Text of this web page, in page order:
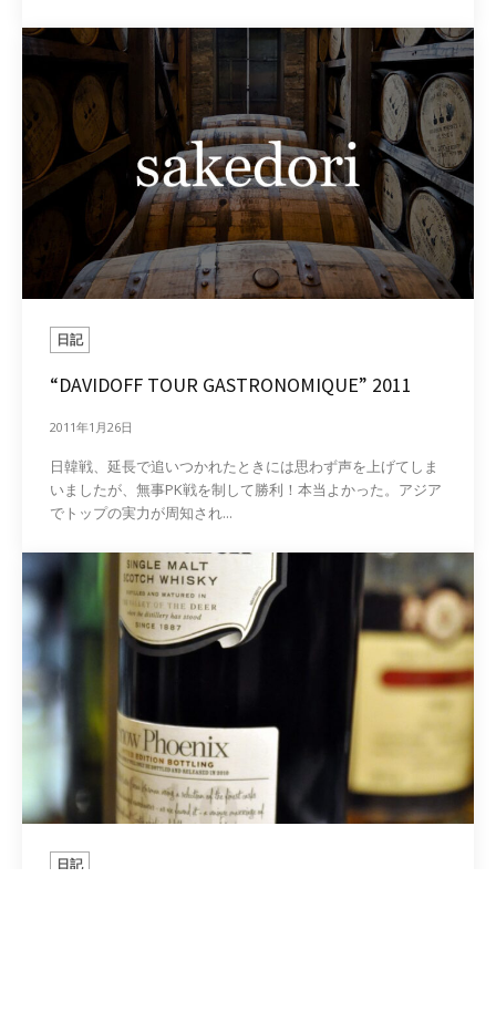
日記
“DAVIDOFF TOUR GASTRONOMIQUE” 2011
2011年1月26日
日韓戦、延長で追いつかれたときには思わず声を上げてしま
いましたが、無事PK戦を制して勝利！本当よかった。アジア
でトップの実力が周知され...
日記